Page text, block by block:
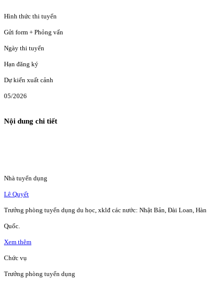
Hình thức thi tuyển
Gửi form + Phỏng vấn
Ngày thi tuyển
Hạn đăng ký
Dự kiến xuất cảnh
05/2026
Nội dung chi tiết
Nhà tuyển dụng
Lê Quyết
Trưởng phòng tuyển dụng du học, xklđ các nước: Nhật Bản, Đài Loan, Hàn
Quốc.
Xem thêm
Chức vụ
Trưởng phòng tuyển dụng